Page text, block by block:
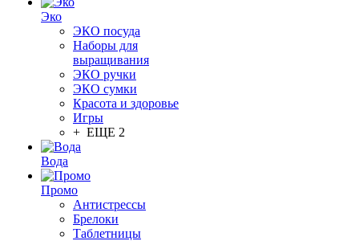
Эко
ЭКО посуда
Наборы для
выращивания
ЭКО ручки
ЭКО сумки
Красота и здоровье
Игры
+ ЕЩЕ 2
Вода
Промо
Антистрессы
Брелоки
Таблетницы